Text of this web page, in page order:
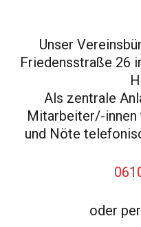
Unser
Friedensstraße 26
Als zentrale
Mitarbeiter/-innen
und Nöte
oder